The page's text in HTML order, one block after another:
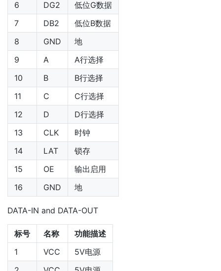
6
DG2
低位G数据
7
DB2
低位B数据
8
GND
地
9
A
A行选择
10
B
B行选择
11
C
C行选择
12
D
D行选择
13
CLK
时钟
14
LAT
锁存
15
OE
输出启用
16
GND 地
DATA-IN and DATA-OUT
标号 名称
功能描述
1
VCC
5V电源